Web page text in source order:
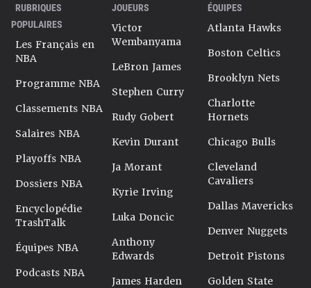
RUBRIQUES
POPULAIRES
Les Français en
NBA
Programme NBA
Classements NBA
Salaires NBA
Playoffs NBA
Dossiers NBA
Encyclopédie
TrashTalk
Équipes NBA
Podcasts NBA
JOUEURS
Victor
Wembanyama
LeBron James
Stephen Curry
Rudy Gobert
Kevin Durant
Ja Morant
Kyrie Irving
Luka Doncic
Anthony
Edwards
James Harden
ÉQUIPES
Atlanta Hawks
Boston Celtics
Brooklyn Nets
Charlotte
Hornets
Chicago Bulls
Cleveland
Cavaliers
Dallas Mavericks
Denver Nuggets
Detroit Pistons
Golden State